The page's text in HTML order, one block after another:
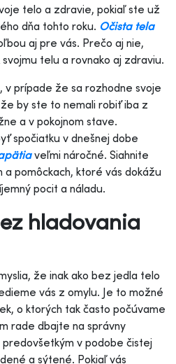
telo a zdravie, pokiaľ ste už
dňa tohto roku. Očista tela
aj pre vás. Prečo aj nie,
telu a rovnako aj zdraviu.
prípade že sa rozhodne svoje
by ste to nemali robiť iba z
a v pokojnom stave.
spočiatku v dnešnej dobe
veľmi náročné. Siahnite
pomôckach, ktoré vás dokážu
pocit a náladu.
hladovania
že inak ako bez jedla telo
vás z omylu. Je to možné
o ktorých tak často počúvame
rade dbajte na správny
v podobe čistej
a sýtené. Pokiaľ vás